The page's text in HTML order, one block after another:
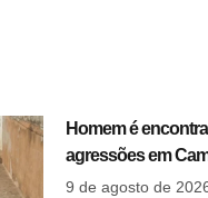
Homem é
agressões em
9 de agosto de